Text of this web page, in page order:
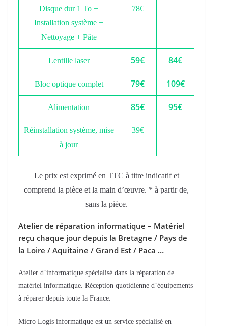
Disque dur 1 To +
Installation système +
Nettoyage + Pâte
78€
Lentille laser 59€ 84€
Bloc optique complet 79€ 109€
Alimentation 85€ 95€
Réinstallation système, mise
à jour
39€
Le prix est exprimé en TTC à titre indicatif et
comprend la pièce et la main d’œuvre. * à partir de,
sans la pièce.
Atelier de réparation informatique – Matériel
reçu chaque jour depuis la Bretagne / Pays de
la Loire / Aquitaine / Grand Est / Paca …
Atelier d’informatique spécialisé dans la réparation de
matériel informatique. Réception quotidienne d’équipements
à réparer depuis toute la France.
Micro Logis informatique est un service spécialisé en